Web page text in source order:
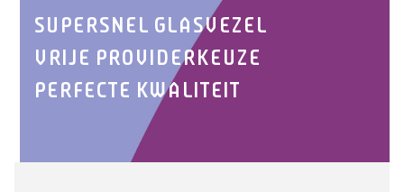
SUPERSNEL GLASVEZEL
VRIJE PROVIDERKEUZE
PERFECTE KWALITEIT